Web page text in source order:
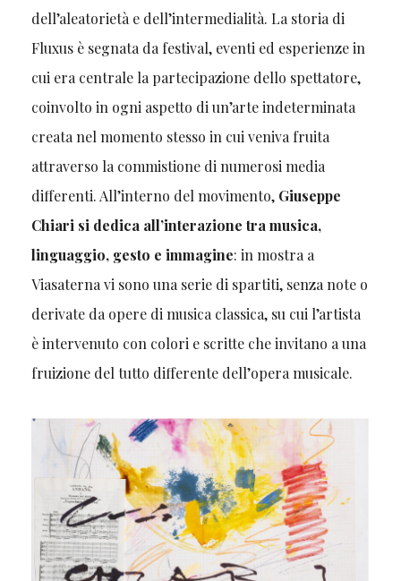
dell’aleatorietà e dell’intermedialità. La storia di
Fluxus è segnata da festival, eventi ed esperienze in
cui era centrale la partecipazione dello spettatore,
coinvolto in ogni aspetto di un’arte indeterminata
creata nel momento stesso in cui veniva fruita
attraverso la commistione di numerosi media
differenti. All’interno del movimento, Giuseppe
Chiari si dedica all’interazione tra musica,
linguaggio, gesto e immagine: in mostra a
Viasaterna vi sono una serie di spartiti, senza note o
derivate da opere di musica classica, su cui l’artista
è intervenuto con colori e scritte che invitano a una
fruizione del tutto differente dell’opera musicale.